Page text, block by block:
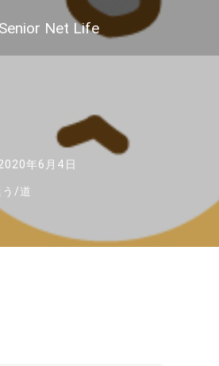
Net Life
年6月4日
う/道